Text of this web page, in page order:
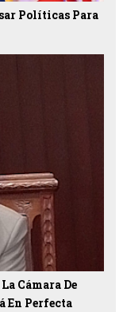
Políticas Para
Cámara De
En Perfecta